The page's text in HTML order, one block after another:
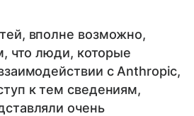
вполне возможно,
что люди, которые
с Anthropic,
к тем сведениям,
очень